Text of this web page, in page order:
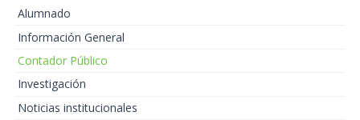
Alumnado
Información General
Contador Público
Investigación
Noticias institucionales